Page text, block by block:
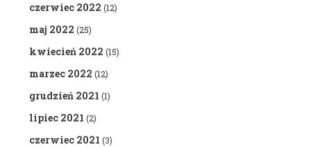
czerwiec 2022 (12)
maj 2022 (25)
kwiecień 2022 (15)
marzec 2022 (12)
grudzień 2021 (1)
lipiec 2021 (2)
czerwiec 2021 (3)